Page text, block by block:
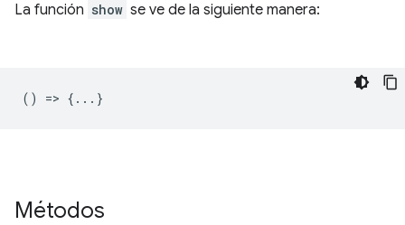
La función show se ve de la siguiente manera:
() => {...}
Métodos